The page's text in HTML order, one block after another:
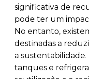
significativa de
pode ter um
No entanto,
destinadas a
a sustentabilidade.
tanques e